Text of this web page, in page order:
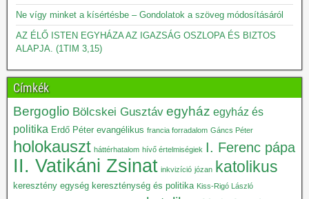
Ne vígy minket a kísértésbe – Gondolatok a szöveg módosításáról
AZ ÉLŐ ISTEN EGYHÁZA AZ IGAZSÁG OSZLOPA ÉS BIZTOS
ALAPJA. (1TIM 3,15)
Címkék
Bergoglio Bölcskei Gusztáv egyház egyház és
politika Erdő Péter evangélikus francia forradalom Gáncs Péter
holokauszt háttérhatalom hívő értelmiségiek I. Ferenc pápa
II. Vatikáni Zsinat inkvizíció józan katolikus
keresztény egység kereszténység és politika Kiss-Rigó László